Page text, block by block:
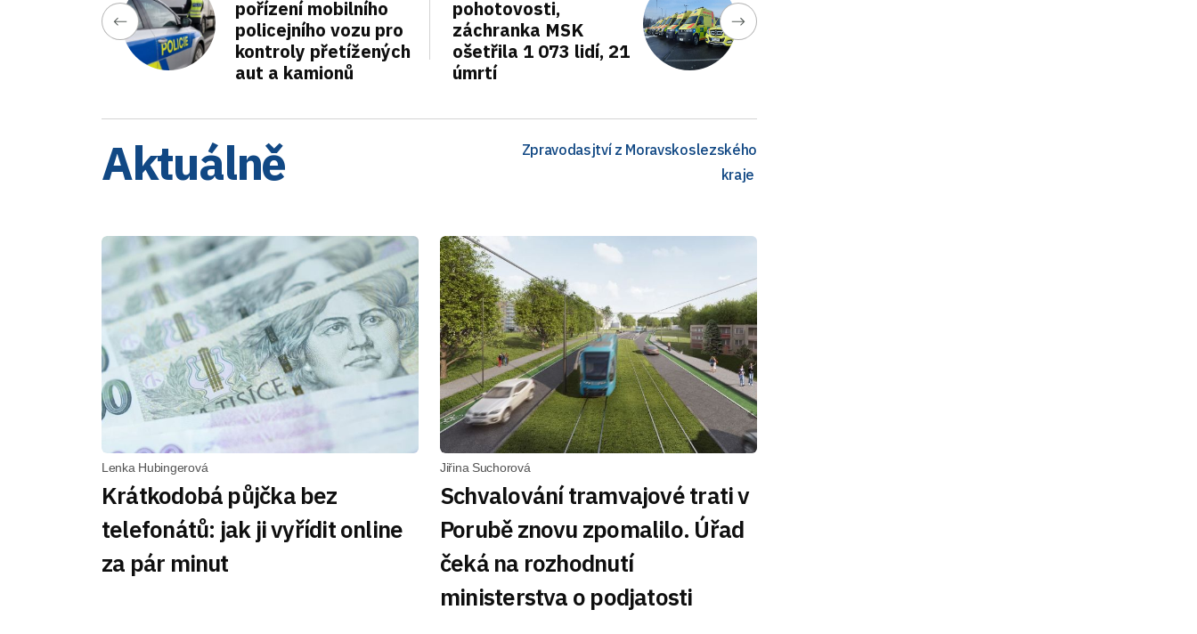
pořízení mobilního
policejního vozu pro
kontroly přetížených
aut a kamionů
pohotovosti,
záchranka MSK
ošetřila 1 073 lidí, 21
úmrtí
Aktuálně
Zpravodasjtví z Moravskoslezského
kraje
Lenka Hubingerová
Krátkodobá půjčka bez
telefonátů: jak ji vyřídit online
za pár minut
Jiřina Suchorová
Schvalování tramvajové trati v
Porubě znovu zpomalilo. Úřad
čeká na rozhodnutí
ministerstva o podjatosti